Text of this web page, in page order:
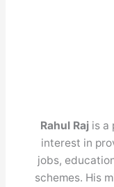
Rahul Raj is a
interest in
jobs,
schemes. His